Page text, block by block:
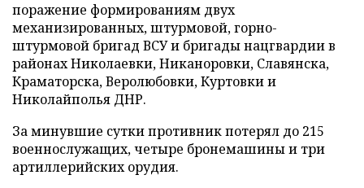
поражение формированиям двух
механизированных, штурмовой, горно-
штурмовой бригад ВСУ и бригады нацгвардии в
районах Николаевки, Никаноровки, Славянска,
Краматорска, Веролюбовки, Куртовки и
Николайполья ДНР.
За минувшие сутки противник потерял до 215
военнослужащих, четыре бронемашины и три
артиллерийских орудия.